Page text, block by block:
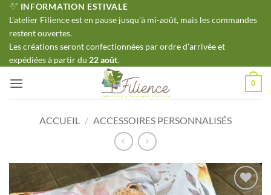
Passer
contenu
INFORMATION ESTIVALE
L'atelier Filience est en pause jusqu'à mi-août, mais les commandes
restent ouvertes.
Les créations seront confectionnées par ordre d'arrivée et
expédiées à partir du 22 août.
0
ACCUEIL / ACCESSOIRES PERSONNALISÉS